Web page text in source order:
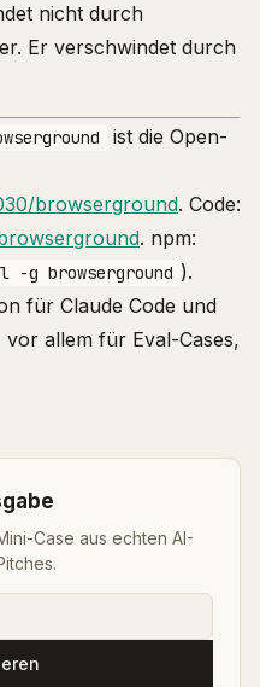
nicht durch
Er verschwindet durch
ist die Open-
browserground. Code:
. npm:
-g browserground ).
für Claude Code und
vor allem für Eval-Cases,
Case aus echten AI-